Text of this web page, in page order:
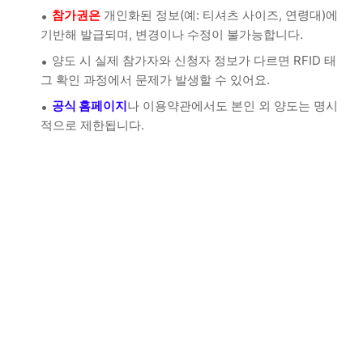
참가권은 개인화된 정보(예: 티셔츠 사이즈, 연령대)에
기반해 발급되며, 변경이나 수정이 불가능합니다.
양도 시 실제 참가자와 신청자 정보가 다르면 RFID 태
그 확인 과정에서 문제가 발생할 수 있어요.
공식 홈페이지나 이용약관에서도 본인 외 양도는 명시
적으로 제한됩니다.